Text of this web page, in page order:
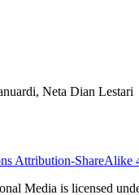
Neta Dian Lestari
Attribution-ShareAlike
Media is licensed